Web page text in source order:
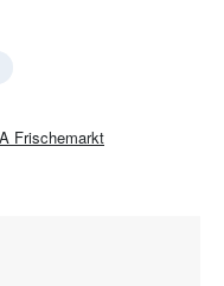
Frischemarkt